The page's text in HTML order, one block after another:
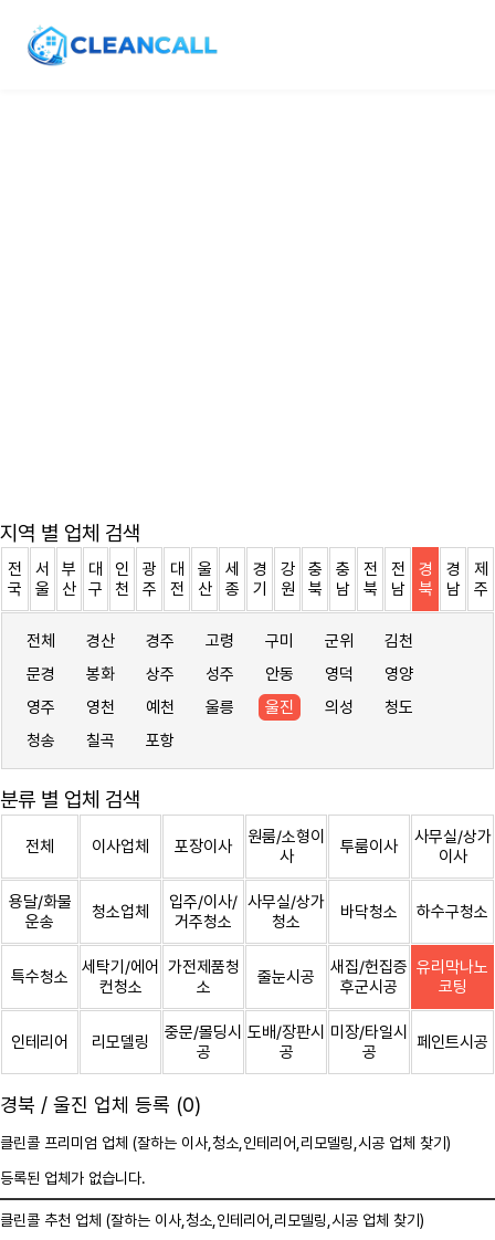
지역 별 업체 검색
전
국
서
울
부
산
대
구
인
천
광
주
대
전
울
산
세
종
경
기
강
원
충
북
충
남
전
북
전
남
경
북
경
남
제
주
전체 경산 경주 고령 구미 군위
김천
문경
봉화 상주 성주 안동 영덕
영양
영주
영천 예천 울릉 울진 의성
청도
청송
칠곡 포항
분류 별 업체 검색
전체 이사업체 포장이사
원룸/소형이
사
투룸이사
사무실/상가
이사
용달/화물
운송
청소업체
입주/이사/
거주청소
사무실/상가
청소
바닥청소 하수구청소
특수청소
세탁기/에어
컨청소
가전제품청
소
줄눈시공
새집/헌집증
후군시공
유리막나노
코팅
인테리어 리모델링
중문/몰딩시
공
도배/장판시
공
미장/타일시
공
페인트시공
경북 / 울진 업체 등록 (0)
클린콜 프리미엄 업체 (잘하는 이사, 청소 ,인테리어,리모델링,시공 업체 찾기)
등록된 업체가 없습니다.
클린콜 추천 업체 (잘하는 이사, 청소 ,인테리어,리모델링,시공 업체 찾기)